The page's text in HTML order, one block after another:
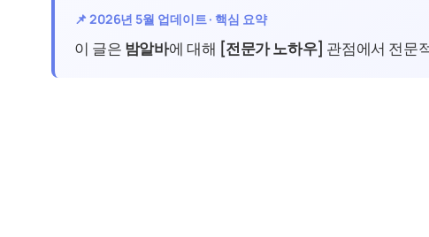
📌 2026년 5월 업데이트 · 핵심 요약
이 글은 밤알바에 대해 [전문가 노하우] 관점에서 전문